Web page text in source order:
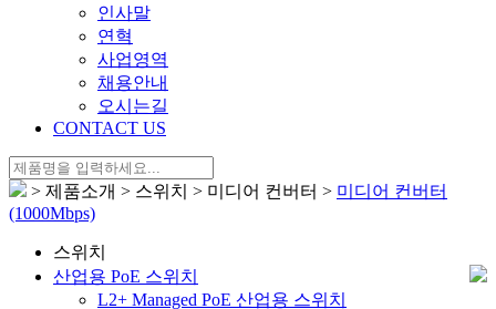
인사말
연혁
사업영역
채용안내
오시는길
CONTACT US
> 제품소개 > 스위치 > 미디어 컨버터 > 미디어 컨버터
(1000Mbps)
스위치
산업용 PoE 스위치
L2+ Managed PoE 산업용 스위치